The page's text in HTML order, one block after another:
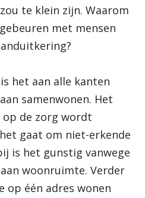
te klein zijn. Waarom
met mensen
het aan alle kanten
samenwonen. Het
de zorg wordt
gaat om niet-erkende
is het gunstig vanwege
woonruimte. Verder
op één adres wonen